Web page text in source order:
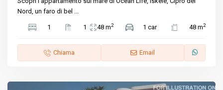
Nord, un faro di bel ...
1 1 48 m2 1 car 48 m2
Chiama Email